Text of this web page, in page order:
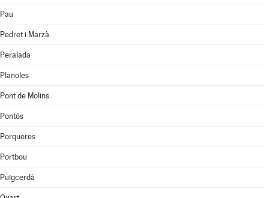
Pau
Pedret i Marzà
Peralada
Planoles
Pont de Molins
Pontós
Porqueres
Portbou
Puigcerdà